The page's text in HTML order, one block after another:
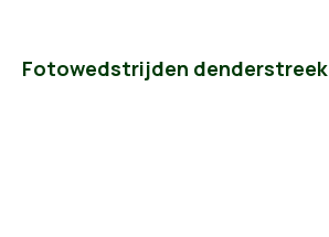
Fotowedstrijden denderstreek